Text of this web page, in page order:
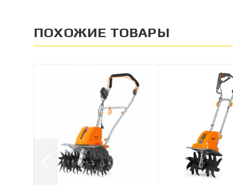
ПОХОЖИЕ ТОВАРЫ